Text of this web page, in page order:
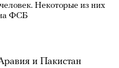
Некоторые из них
ФСБ
и Пакистан